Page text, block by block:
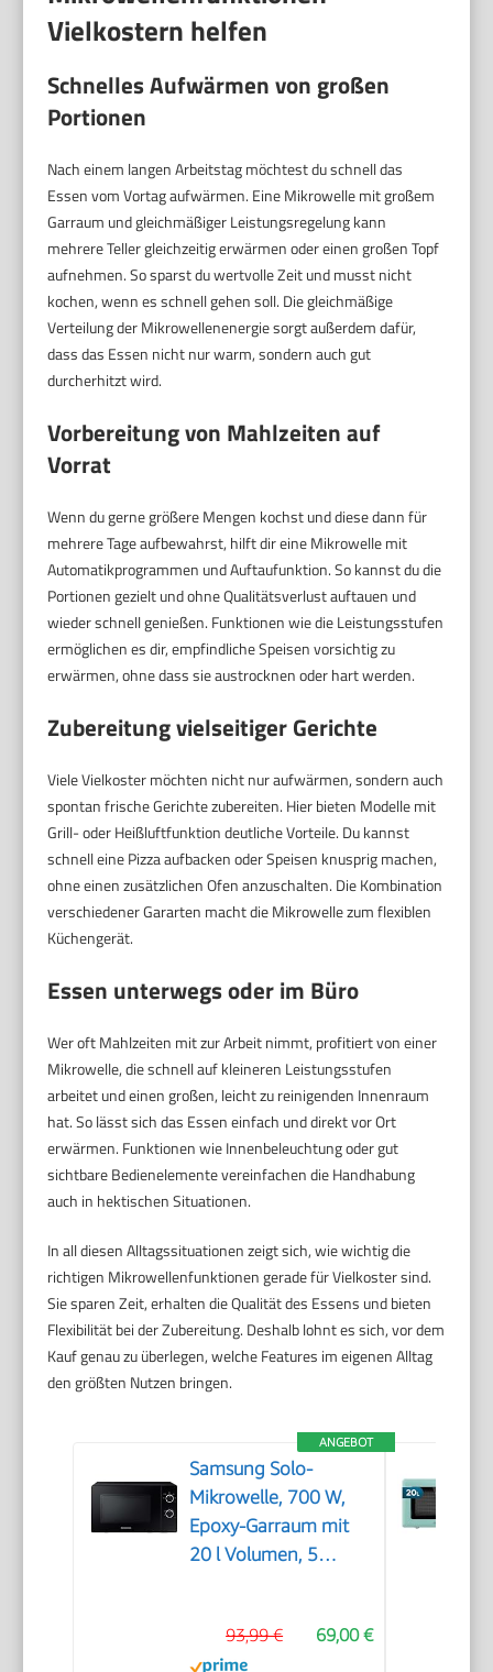
Vielkostern helfen
Schnelles Aufwärmen von großen
Portionen
Nach einem langen Arbeitstag möchtest du schnell das
Essen vom Vortag aufwärmen. Eine Mikrowelle mit großem
Garraum und gleichmäßiger Leistungsregelung kann
mehrere Teller gleichzeitig erwärmen oder einen großen Topf
aufnehmen. So sparst du wertvolle Zeit und musst nicht
kochen, wenn es schnell gehen soll. Die gleichmäßige
Verteilung der Mikrowellenenergie sorgt außerdem dafür,
dass das Essen nicht nur warm, sondern auch gut
durcherhitzt wird.
Vorbereitung von Mahlzeiten auf
Vorrat
Wenn du gerne größere Mengen kochst und diese dann für
mehrere Tage aufbewahrst, hilft dir eine Mikrowelle mit
Automatikprogrammen und Auftaufunktion. So kannst du die
Portionen gezielt und ohne Qualitätsverlust auftauen und
wieder schnell genießen. Funktionen wie die Leistungsstufen
ermöglichen es dir, empfindliche Speisen vorsichtig zu
erwärmen, ohne dass sie austrocknen oder hart werden.
Zubereitung vielseitiger Gerichte
Viele Vielkoster möchten nicht nur aufwärmen, sondern auch
spontan frische Gerichte zubereiten. Hier bieten Modelle mit
Grill- oder Heißluftfunktion deutliche Vorteile. Du kannst
schnell eine Pizza aufbacken oder Speisen knusprig machen,
ohne einen zusätzlichen Ofen anzuschalten. Die Kombination
verschiedener Gararten macht die Mikrowelle zum flexiblen
Küchengerät.
Essen unterwegs oder im Büro
Wer oft Mahlzeiten mit zur Arbeit nimmt, profitiert von einer
Mikrowelle, die schnell auf kleineren Leistungsstufen
arbeitet und einen großen, leicht zu reinigenden Innenraum
hat. So lässt sich das Essen einfach und direkt vor Ort
erwärmen. Funktionen wie Innenbeleuchtung oder gut
sichtbare Bedienelemente vereinfachen die Handhabung
auch in hektischen Situationen.
In all diesen Alltagssituationen zeigt sich, wie wichtig die
richtigen Mikrowellenfunktionen gerade für Vielkoster sind.
Sie sparen Zeit, erhalten die Qualität des Essens und bieten
Flexibilität bei der Zubereitung. Deshalb lohnt es sich, vor dem
Kauf genau zu überlegen, welche Features im eigenen Alltag
den größten Nutzen bringen.
ANGEBOT
Samsung Solo-
Mikrowelle, 700 W,
Epoxy-Garraum mit
20 l Volumen, 5
MS20A3010AL/EG69,00 €
93,99 €